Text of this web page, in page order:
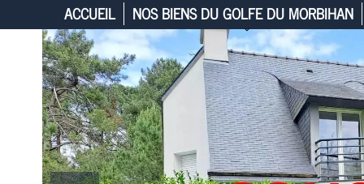
ACCUEIL NOS BIENS DU GOLFE DU MORBIHAN